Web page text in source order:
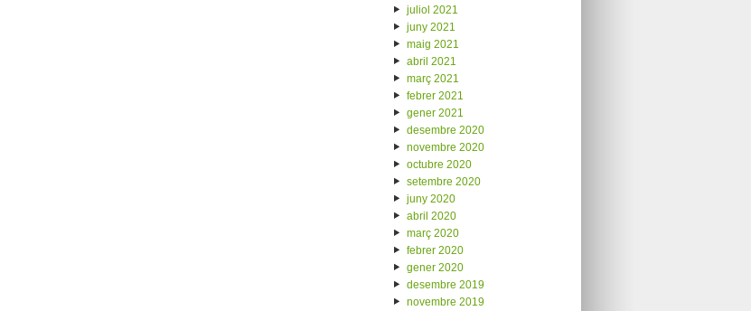
juliol 2021
juny 2021
maig 2021
abril 2021
març 2021
febrer 2021
gener 2021
desembre 2020
novembre 2020
octubre 2020
setembre 2020
juny 2020
abril 2020
març 2020
febrer 2020
gener 2020
desembre 2019
novembre 2019